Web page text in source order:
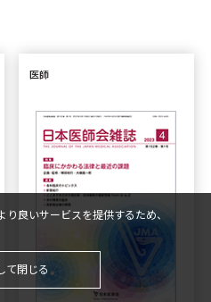
医師
良いサービスを提供するため、
て閉じる